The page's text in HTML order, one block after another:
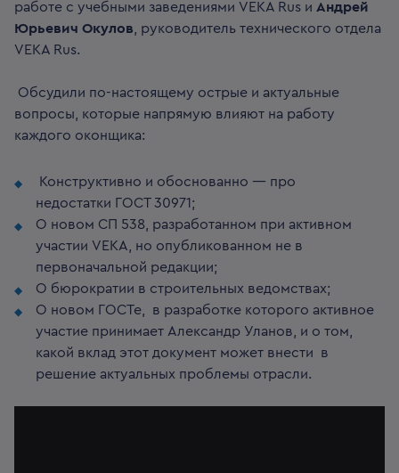
работе с учебными заведениями VEKA Rus и Андрей
Юрьевич Окулов , руководитель технического отдела
VEKA Rus.
Обсудили по-настоящему острые и актуальные
вопросы, которые напрямую влияют на работу
каждого оконщика:
Конструктивно и обоснованно — про
недостатки ГОСТ 30971;
О новом СП 538, разработанном при активном
участии VEKA, но опубликованном не в
первоначальной редакции;
О бюрократии в строительных ведомствах;
О новом ГОСТе, в разработке которого активное
участие принимает Александр Уланов, и о том,
какой вклад этот документ может внести в
решение актуальных проблемы отрасли.